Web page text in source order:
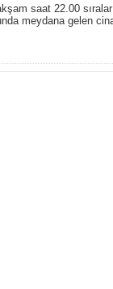
saat 22.00
meydana gelen